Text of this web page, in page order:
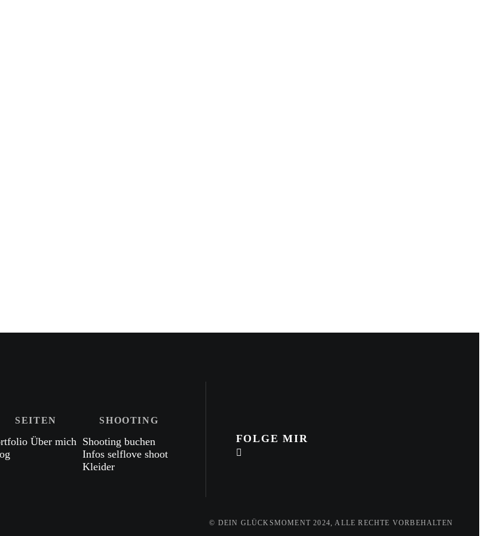
SEITEN
Über mich
SHOOTING
Shooting buchen
Infos selflove shoot
Kleider
FOLGE MIR
© DEIN GLÜCKSMOMENT 2024, ALLE RECHTE VORBEHALTEN